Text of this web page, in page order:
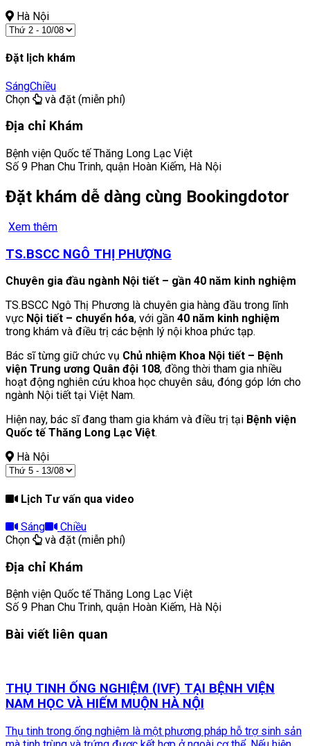
Hà Nội
Đặt lịch khám
SángChiều
Chọn
và đặt (miễn phí)
Địa chỉ Khám
Bệnh viện Quốc tế Thăng Long Lạc Việt
Số 9 Phan Chu Trinh, quận Hoàn Kiếm, Hà Nội
Đặt khám dễ dàng cùng Bookingdotor
Xem thêm
TS.BSCC NGÔ THỊ PHƯỢNG
Chuyên gia đầu ngành Nội tiết – gần 40 năm kinh nghiệm
TS.BSCC Ngô Thị Phương là chuyên gia hàng đầu trong lĩnh
vực Nội tiết – chuyển hóa, với gần 40 năm kinh nghiệm
trong khám và điều trị các bệnh lý nội khoa phức tạp.
Bác sĩ từng giữ chức vụ Chủ nhiệm Khoa Nội tiết – Bệnh
viện Trung ương Quân đội 108, đồng thời tham gia nhiều
hoạt động nghiên cứu khoa học chuyên sâu, đóng góp lớn cho
ngành Nội tiết tại Việt Nam.
Hiện nay, bác sĩ đang tham gia khám và điều trị tại Bệnh viện
Quốc tế Thăng Long Lạc Việt.
Hà Nội
Lịch Tư vấn qua video
Sáng
Chiều
Chọn
và đặt (miễn phí)
Địa chỉ Khám
Bệnh viện Quốc tế Thăng Long Lạc Việt
Số 9 Phan Chu Trinh, quận Hoàn Kiếm, Hà Nội
Bài viết liên quan
THỤ TINH ỐNG NGHIỆM (IVF) TẠI BỆNH VIỆN
NAM HỌC VÀ HIẾM MUỘN HÀ NỘI
Thụ tinh trong ống nghiệm là một phương pháp hỗ trợ sinh sản